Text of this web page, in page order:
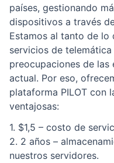
países, gestionando
dispositivos a través
Estamos al tanto de lo
servicios de
preocupaciones de las
actual. Por eso,
plataforma PILOT con
ventajosas:
1. $1,5 – costo de
2. 2 años –
nuestros servidores.